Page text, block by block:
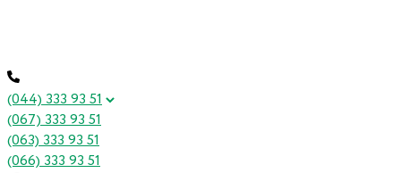
(044) 333 93 51
(067) 333 93 51
(063) 333 93 51
(066) 333 93 51